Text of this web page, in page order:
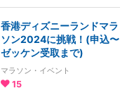
香港ディズニーランドマラ
ソン2024に挑戦！(申込〜
ゼッケン受取まで)
マラソン・イベント
15